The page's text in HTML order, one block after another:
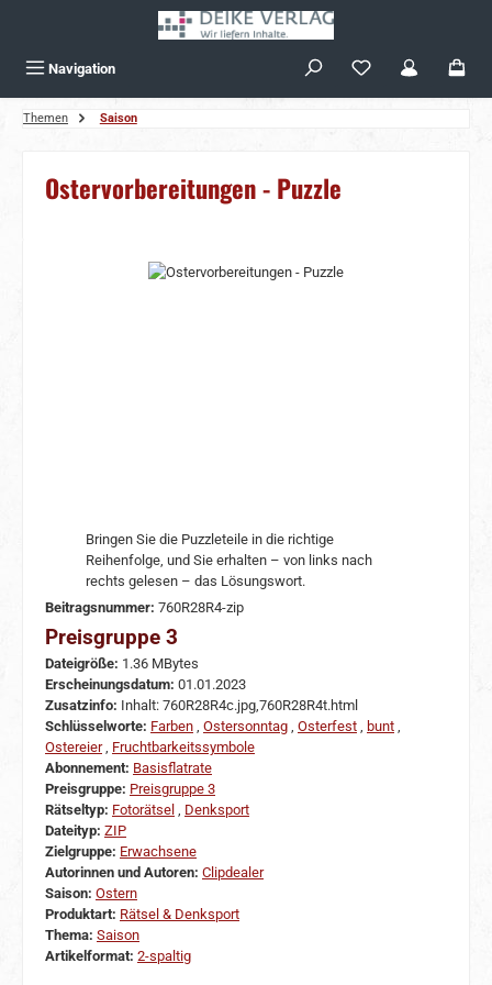
Navigation
Themen Saison
Ostervorbereitungen - Puzzle
Bildergalerie überspringen
Bringen Sie die Puzzleteile in die richtige
Reihenfolge, und Sie erhalten – von links nach
rechts gelesen – das Lösungswort.
Beitragsnummer: 760R28R4-zip
Preisgruppe 3
Dateigröße: 1.36 MBytes
Erscheinungsdatum: 01.01.2023
Zusatzinfo: Inhalt: 760R28R4c.jpg,760R28R4t.html
Schlüsselworte: Farben Ostersonntag Osterfest bunt
Ostereier, Fruchtbarkeitssymbole
Abonnement: Basisflatrate
Preisgruppe: Preisgruppe 3
Rätseltyp: Fotorätsel
Denksport
Dateityp: ZIP
Zielgruppe: Erwachsene
Autorinnen und Autoren: Clipdealer
Saison: Ostern
Produktart: Rätsel & Denksport
Thema: Saison
Artikelformat: 2-spaltig